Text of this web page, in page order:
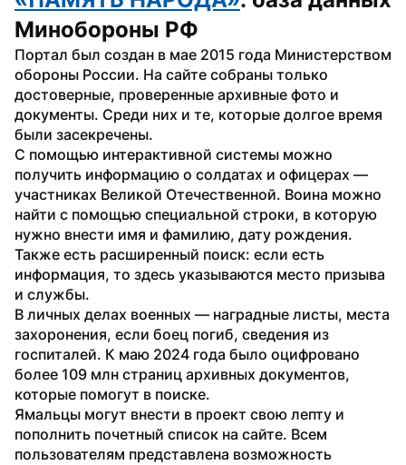
Минобороны РФ
Портал был создан в мае 2015 года Министерством
обороны России. На сайте собраны только
достоверные, проверенные архивные фото и
документы. Среди них и те, которые долгое время
были засекречены.
С помощью интерактивной системы можно
получить информацию о солдатах и офицерах —
участниках Великой Отечественной. Воина можно
найти с помощью специальной строки, в которую
нужно внести имя и фамилию, дату рождения.
Также есть расширенный поиск: если есть
информация, то здесь указываются место призыва
и службы.
В личных делах военных — наградные листы, места
захоронения, если боец погиб, сведения из
госпиталей. К маю 2024 года было оцифровано
более 109 млн страниц архивных документов,
которые помогут в поиске.
Ямальцы могут внести в проект свою лепту и
пополнить почетный список на сайте. Всем
пользователям представлена возможность